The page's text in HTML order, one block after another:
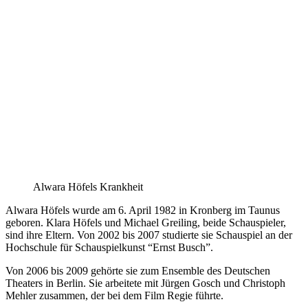
Alwara Höfels Krankheit
Alwara Höfels wurde am 6. April 1982 in Kronberg im Taunus
geboren. Klara Höfels und Michael Greiling, beide Schauspieler,
sind ihre Eltern. Von 2002 bis 2007 studierte sie Schauspiel an der
Hochschule für Schauspielkunst “Ernst Busch”.
Von 2006 bis 2009 gehörte sie zum Ensemble des Deutschen
Theaters in Berlin. Sie arbeitete mit Jürgen Gosch und Christoph
Mehler zusammen, der bei dem Film Regie führte.